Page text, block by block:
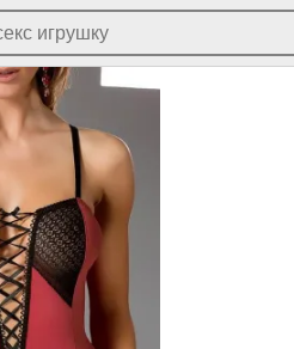
трусики, Польша. Фикс.